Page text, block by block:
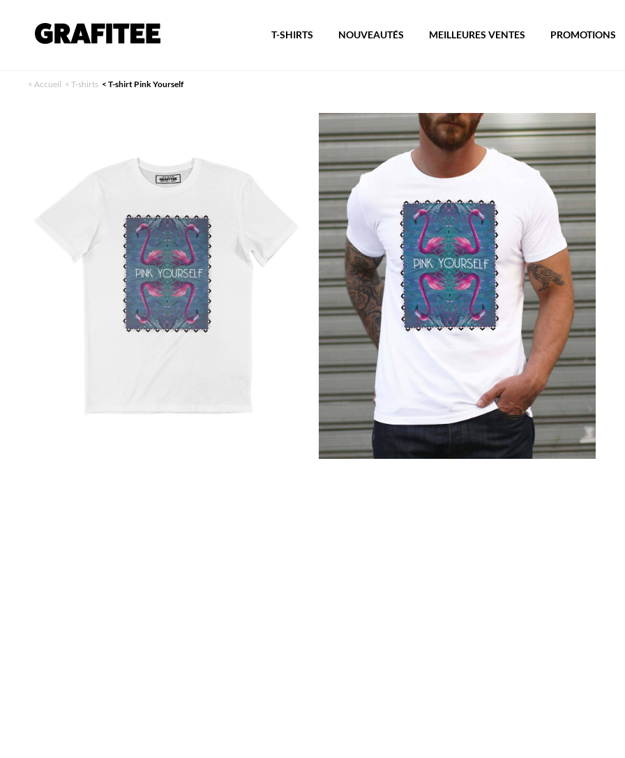
T-SHIRTS NOUVEAUTÉS MEILLEURES VENTES PROMOTIONS
< Accueil < T-shirts < T-shirt Pink Yourself